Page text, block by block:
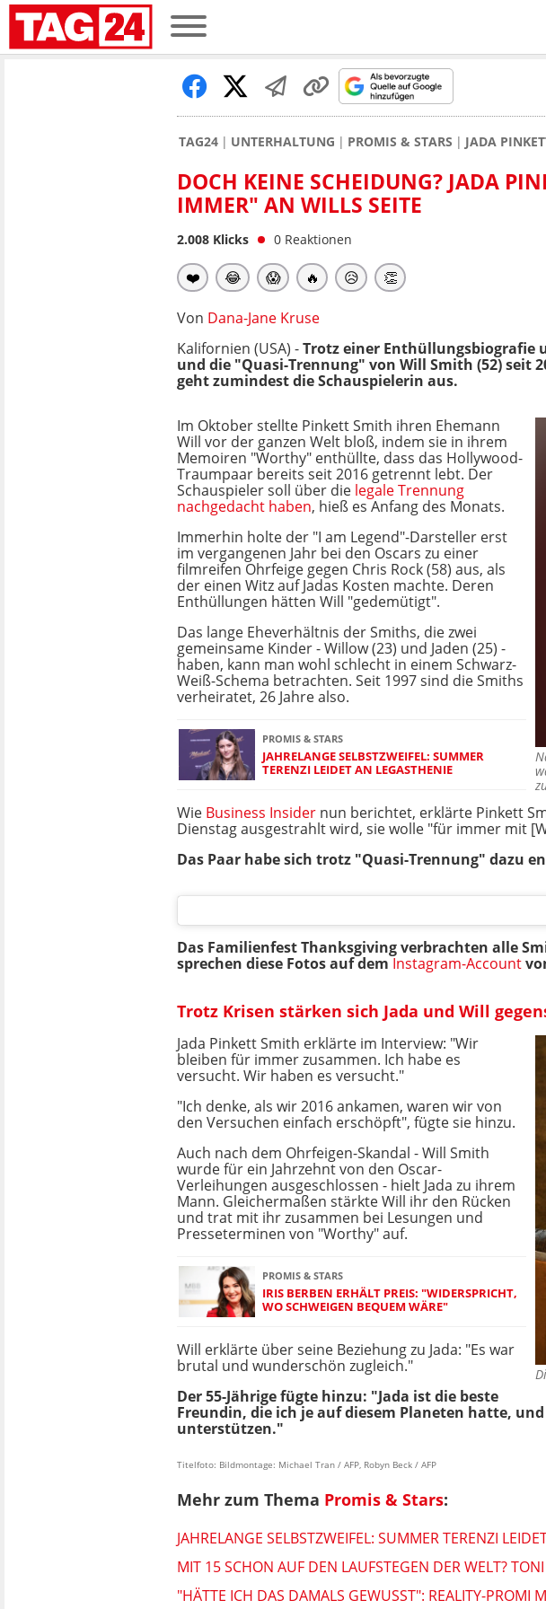
TAG24 UNTERHALTUNG PROMIS & STARS JADA
DOCH KEINE SCHEIDUNG? JADA
IMMER" AN WILLS SEITE
2.008 Klicks 0 Reaktionen
❤️ 😂 😱 🔥 😥 👏
Von Dana-Jane Kruse
Kalifornien (USA) -Trotz einer Enthüllungsbiografie
und die "Quasi-Trennung" von Will Smith (52) seit
geht zumindest die Schauspielerin aus.
Im Oktober stellte Pinkett Smith ihren Ehemann
Will vor der ganzen Welt bloß, indem sie in ihrem
Memoiren "Worthy" enthüllte, dass das Hollywood-
Traumpaar bereits seit 2016 getrennt lebt. Der
Schauspieler soll über die legale Trennung
nachgedacht haben, hieß es Anfang des Monats.
Immerhin holte der "I am Legend"-Darsteller erst
im vergangenen Jahr bei den Oscars zu einer
filmreifen Ohrfeige gegen Chris Rock (58) aus, als
der einen Witz auf Jadas Kosten machte. Deren
Enthüllungen hätten Will "gedemütigt".
Das lange Eheverhältnis der Smiths, die zwei
gemeinsame Kinder - Willow (23) und Jaden (25) -
haben, kann man wohl schlecht in einem Schwarz-
Weiß-Schema betrachten. Seit 1997 sind die Smiths
verheiratet, 26 Jahre also.
PROMIS & STARS
JAHRELANGE SELBSTZWEIFEL: SUMMER
TERENZI LEIDET AN LEGASTHENIE
Wie Business Insider nun berichtet, erklärte Pinkett
Dienstag ausgestrahlt wird, sie wolle "für immer mit
Das Paar habe sich trotz "Quasi-Trennung" dazu
Das Familienfest Thanksgiving verbrachten alle
sprechen diese Fotos auf dem Instagram-Account
Trotz Krisen stärken sich Jada und Will
Jada Pinkett Smith erklärte im Interview: "Wir
bleiben für immer zusammen. Ich habe es
versucht. Wir haben es versucht."
"Ich denke, als wir 2016 ankamen, waren wir von
den Versuchen einfach erschöpft", fügte sie hinzu.
Auch nach dem Ohrfeigen-Skandal - Will Smith
wurde für ein Jahrzehnt von den Oscar-
Verleihungen ausgeschlossen - hielt Jada zu ihrem
Mann. Gleichermaßen stärkte Will ihr den Rücken
und trat mit ihr zusammen bei Lesungen und
Presseterminen von "Worthy" auf.
PROMIS & STARS
IRIS BERBEN ERHÄLT PREIS: "WIDERSPRICHT,
WO SCHWEIGEN BEQUEM WÄRE"
Will erklärte über seine Beziehung zu Jada: "Es war
brutal und wunderschön zugleich."
Der 55-Jährige fügte hinzu: "Jada ist die beste
Freundin, die ich je auf diesem Planeten hatte,
unterstützen."
Titelfoto: Bildmontage: Michael Tran / AFP, Robyn Beck / AFP
Mehr zum Thema Promis & Stars:
JAHRELANGE SELBSTZWEIFEL: SUMMER TERENZI
MIT 15 SCHON AUF DEN LAUFSTEGEN DER WELT?
"HÄTTE ICH DAS DAMALS GEWUSST": REALITY-PROMI